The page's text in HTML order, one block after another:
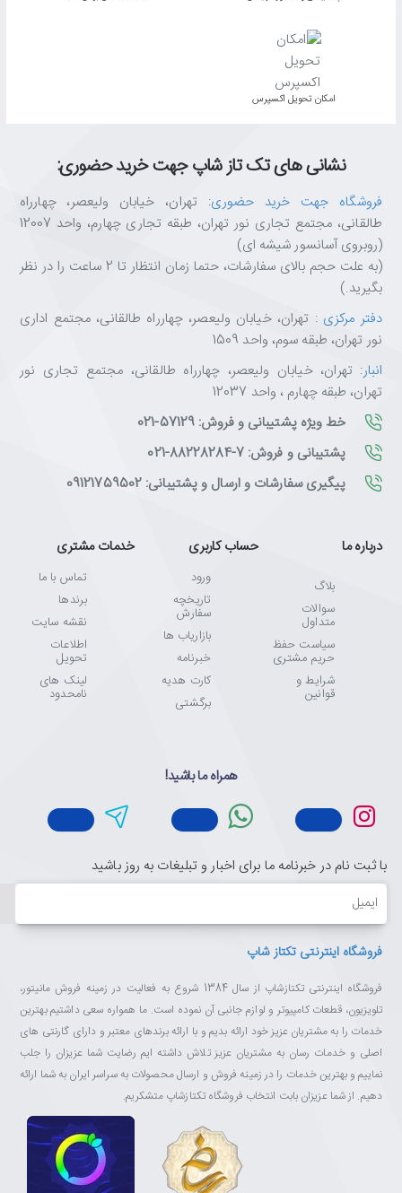
اﻣﮑﺎن ﺗﺤﻮﯾﻞ اﮐﺴﭙﺮس
نشانی های تک تاز شاپ جهت خرید حضوری:
فروشگاه جهت خرید حضوری: تهران، خیابان ولیعصر، چهارراه
طالقانی، مجتمع تجاری نور تهران، طبقه تجاری چهارم، واحد 12007
(روبروی آسانسور شیشه ای)
(به علت حجم بالای سفارشات، حتما زمان انتظار تا 2 ساعت را در نظر
بگیرید.)
دفتر مرکزی : تهران، خیابان ولیعصر، چهارراه طالقانی، مجتمع اداری
نور تهران، طبقه سوم، واحد 1509
انبار: تهران، خیابان ولیعصر، چهارراه طالقانی، مجتمع تجاری نور
تهران، طبقه چهارم ، واحد 12037
خط ویژه پشتیبانی و فروش: 57129-021
پشتیبانی و فروش: 7-88228284-021
پیگیری سفارشات و ارسال و پشتیبانی: 09121759502
درباره ما
بلاگ
سوالات
متداول
سیاست حفظ
حریم مشتری
شرایط و
قوانین
حساب کاربری
ورود
تاریخچه
سفارش
بازاریاب ها
خبرنامه
کارت هدیه
برگشتی
خدمات مشتری
تماس با ما
برندها
نقشه سایت
اطلاعات
تحویل
لینک های
نامحدود
همراه ما باشید!
با ثبت نام در خبرنامه ما برای اخبار و تبلیغات به روز باشید
ایمیل
فروشگاه اینترنتی تکتاز شاپ
فروشگاه اینترنتی تکتازشاپ از سال 1384 شروع به فعالیت در زمینه فروش مانیتور،
تلویزیون، قطعات کامپیوتر و لوازم جانبی آن نموده است. ما همواره سعی داشتیم بهترین
خدمات را به مشتریان عزیز خود ارائه بدیم و با ارائه برندهای معتبر و دارای گارنتی های
اصلی و خدمات رسان به مشتریان عزیز تلاش داشته ایم رضایت شما عزیزان را جلب
نماییم و بهترین خدمات را در زمینه فروش و ارسال محصولات به سراسر ایران به شما ارائه
دهیم. از شما عزیزان بابت انتخاب فروشگاه تکتازشاپ متشکریم.